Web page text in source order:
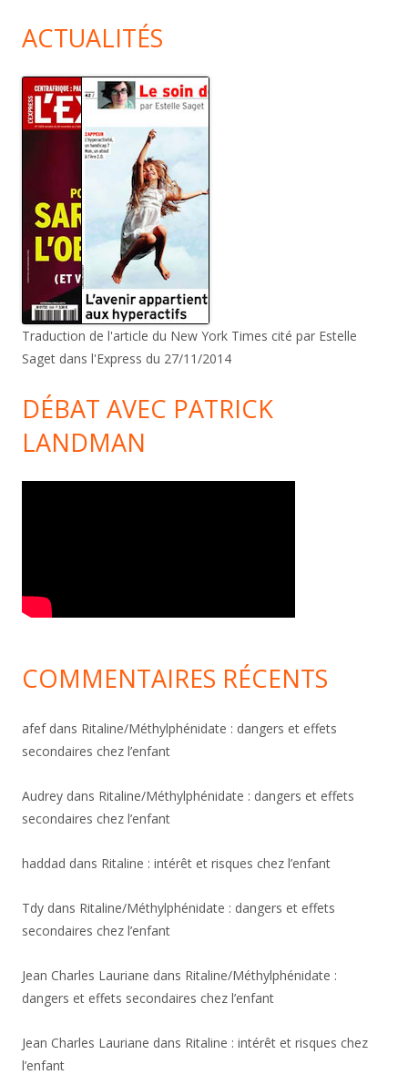
ACTUALITÉS
Traduction de l'article du New York Times cité par Estelle
Saget dans l'Express du 27/11/2014
DÉBAT AVEC PATRICK
LANDMAN
COMMENTAIRES RÉCENTS
afefdans Ritaline/Méthylphénidate : dangers et effets
secondaires chez l’enfant
Audrey dans Ritaline/Méthylphénidate : dangers et effets
secondaires chez l’enfant
haddad dans Ritaline : intérêt et risques chez l’enfant
Tdy dans Ritaline/Méthylphénidate : dangers et effets
secondaires chez l’enfant
Jean Charles Lauriane dans Ritaline/Méthylphénidate :
dangers et effets secondaires chez l’enfant
Jean Charles Lauriane dans Ritaline : intérêt et risques chez
l’enfant